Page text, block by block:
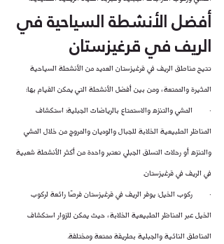
أفضل الأنشطة السياحية في
الريف في قرغيزستان
تتيح مناطق الريف في قرغيزستان العديد من الأنشطة السياحية
المثيرة والممتعة، ومن بين أفضل الأنشطة التي يمكن القيام بها:
·        المشي والتنزه والاستمتاع بالرياضات الجبلية: استكشاف
المناظر الطبيعية الخلابة للجبال والوديان والمروج من خلال المشي
والتنزه أو رحلات التسلق الجبلي تعتبر واحدة من أكثر الأنشطة شعبية
في الريف في قرغيزستان.
·        ركوب الخيل: يوفر الريف في قرغيزستان فرصًا رائعة لركوب
الخيل عبر المناظر الطبيعية الخلابة، حيث يمكن للزوار استكشاف
المناطق النائية والجبلية بطريقة ممتعة ومختلفة.